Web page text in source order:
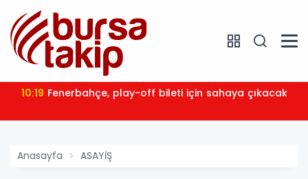
10:19 Fenerbahçe, play-off bileti için sahaya çıkacak
Anasayfa ASAYİŞ